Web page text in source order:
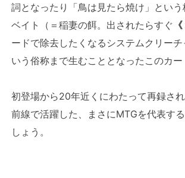
詞となったり「鳥は見たら焼け」という
ベイト（＝稲妻の餌。出されたらすぐ
ードで除去したくなるシステムクリーチ
いう俗称まで生むこととなったこのカー
初登場から20年近くにわたって再録さ
前線で活躍した、まさにMTGを代表す
しょう。